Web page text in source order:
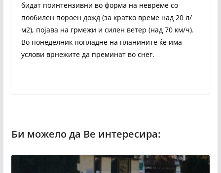
бидат поинтензивни во форма на невреме со
пообилен пороен дожд (за кратко време над 20 л/
м2), појава на грмежи и силен ветер (над 70 км/ч).
Во понеделник попладне на планините ќе има
услови врнежите да преминат во снег.